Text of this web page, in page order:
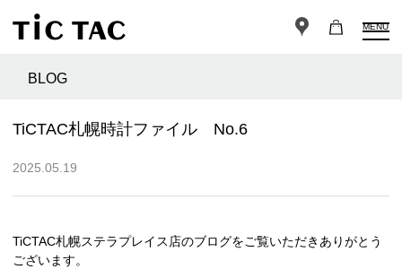
MENU
BLOG
TiCTAC札幌時計ファイル No.6
2025.05.19
TiCTAC札幌ステラプレイス店のブログをご覧いただきありがとう
ございます。